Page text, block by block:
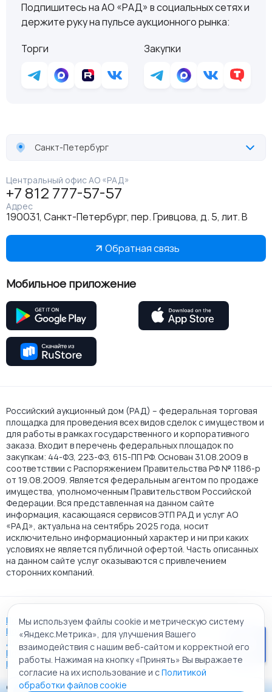
Подпишитесь на АО «РАД» в социальных сетях и
держите руку на пульсе аукционного рынка:
Торги
Закупки
Санкт-Петербург
Центральный офис АО «РАД»
+7 812 777-57-57
Адрес
190031, Санкт-Петербург, пер. Гривцова, д. 5, лит. В
Обратная связь
Мобильное приложение
Российский аукционный дом (РАД) – федеральная торговая
площадка для проведения всех видов сделок с имуществом и
для работы в рамках государственного и корпоративного
заказа. Входит в перечень федеральных площадок по
закупкам: 44-ФЗ, 223-ФЗ, 615-ПП РФ. Основан 31.08.2009 в
соответствии с Распоряжением Правительства РФ № 1186-р
от 19.08.2009. Является федеральным агентом по продаже
имущества, уполномоченным Правительством Российской
Федерации. Вся представленная на данном сайте
информация, касающаяся сервисов ЭТП РАД и услуг АО
«РАД», актуальна на сентябрь 2025 года, носит
исключительно информационный характер и ни при каких
условиях не является публичной офертой. Часть описанных
на данном сайте услуг оказываются с привлечением
сторонних компаний.
Пользовательское соглашение
Политика АО "РАД" в отношении обработки персональных
данных
Политика обработки файлов cookie
Карта сайта
© 2009 - 2026 АО «Российский аукционный дом»
Мы используем файлы cookie и метрическую систему
«Яндекс.Метрика», для улучшения Вашего
взаимодействия с нашим веб-сайтом и корректной его
работы. Нажимая на кнопку «Принять» Вы выражаете
согласие на их использование и сПолитикой
обработки файлов cookie